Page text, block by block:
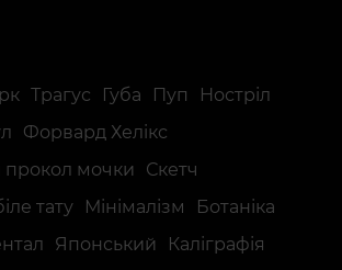
Трагус Губа Пуп
Ностріл
Форвард Хелiкс
прокол мочки
Скетч
тату
Мінімалізм
Ботаніка
Японський
Каліграфія